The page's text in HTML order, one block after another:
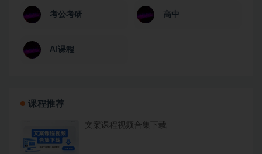
考公考研 高中
AI课程
课程推荐
文案课程视频合集下载